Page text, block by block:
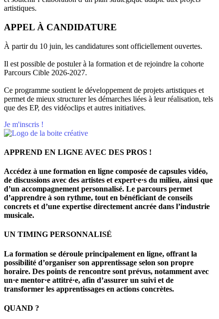
artistiques.
APPEL À CANDIDATURE
À partir du 10 juin, les candidatures sont officiellement ouvertes.
Il est possible de postuler à la formation et de rejoindre la cohorte
Parcours Cible 2026-2027.
Ce programme soutient le développement de projets artistiques et
permet de mieux structurer les démarches liées à leur réalisation, tels
que des EP, des vidéoclips et autres initiatives.
Je m'inscris !
APPREND EN LIGNE AVEC DES PROS !
Accédez à une formation en ligne composée de capsules vidéo,
de discussions avec des artistes et expert·e·s du milieu, ainsi que
d’un accompagnement personnalisé. Le parcours permet
d’apprendre à son rythme, tout en bénéficiant de conseils
concrets et d’une expertise directement ancrée dans l’industrie
musicale.
UN TIMING PERSONNALISÉ
La formation se déroule principalement en ligne, offrant la
possibilité d’organiser son apprentissage selon son propre
horaire. Des points de rencontre sont prévus, notamment avec
un·e mentor·e attitré·e, afin d’assurer un suivi et de
transformer les apprentissages en actions concrètes.
QUAND ?